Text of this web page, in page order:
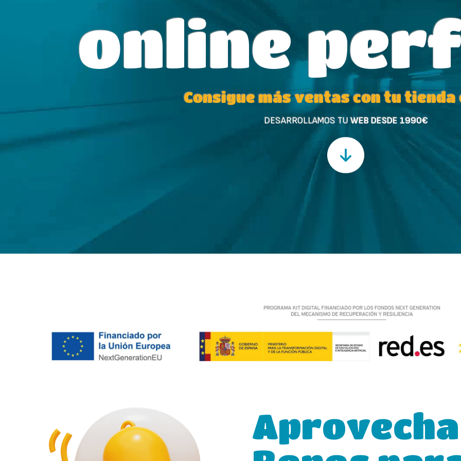
online
Consigue más ventas con tu tienda
DESARROLLAMOS TUWEB DESDE 1990€